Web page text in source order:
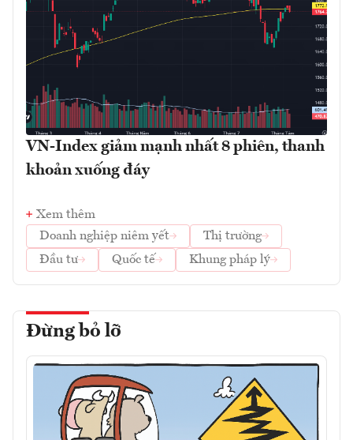
VN-Index giảm mạnh nhất 8 phiên, thanh
khoản xuống đáy
Xem thêm
Doanh nghiệp niêm yết
Thị trường
Đầu tư
Quốc tế Khung pháp lý
Đừng bỏ lỡ